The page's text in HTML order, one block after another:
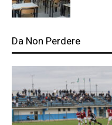
Da Non Perdere